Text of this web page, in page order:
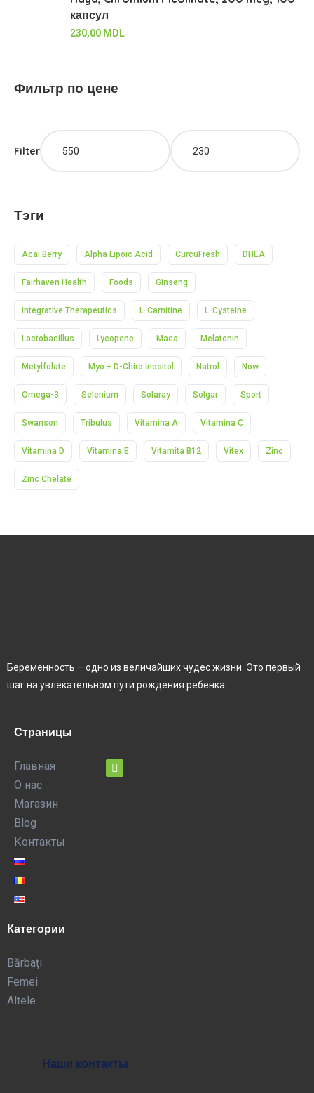
капсул
230,00 MDL
Фильтр по цене
Filter
Тэги
Acai Berry Alpha Lipoic Acid CurcuFresh DHEA
Fairhaven Health Foods Ginseng
Integrative Therapeutics L-Carnitine L-Cysteine
Lactobacillus Lycopene Maca Melatonin
Metylfolate Myo + D-Chiro Inositol Natrol Now
Omega-3 Selenium Solaray Solgar Sport
Swanson Tribulus Vitamina A Vitamina C
Vitamina D Vitamina E Vitamita B12 Vitex Zinc
Zinc Chelate
Беременность – одно из величайших чудес жизни. Это первый
шаг на увлекательном пути рождения ребенка.
Страницы
Главная
О нас
Магазин
Blog
Контакты
Категории
Bărbați
Femei
Altele
Наши контакты